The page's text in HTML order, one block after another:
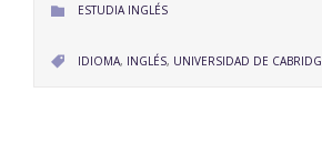
 CATEGORY
ESTUDIA INGLÉS
 CATEGORY
IDIOMA, INGLÉS, UNIVERSIDAD DE